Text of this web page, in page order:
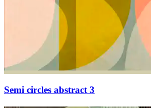
Semi circles abstract 3